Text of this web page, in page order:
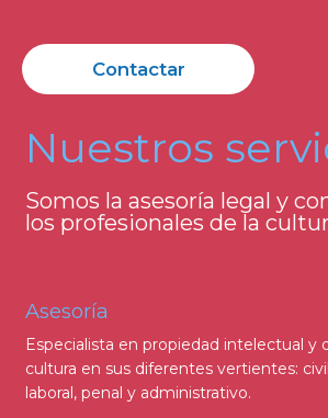
Contactar
Nuestros
Somos la asesoría legal y
los profesionales de la
Asesoría
Especialista en propiedad intelectual y
cultura en sus diferentes vertientes:
laboral, penal y administrativo.